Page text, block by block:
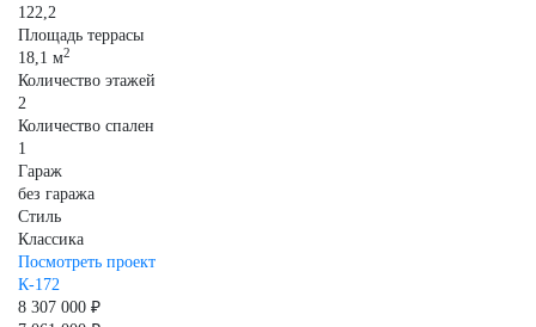
122,2
Площадь террасы
18,1 м2
Количество этажей
2
Количество спален
1
Гараж
без гаража
Стиль
Классика
Посмотреть проект
К-172
8 307 000 ₽